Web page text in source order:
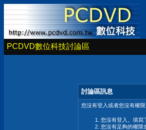
PCDVD數位科技討論區
討論區訊息
您沒有登入或者您沒有權
您沒有登入。填寫
您沒有足夠的權限